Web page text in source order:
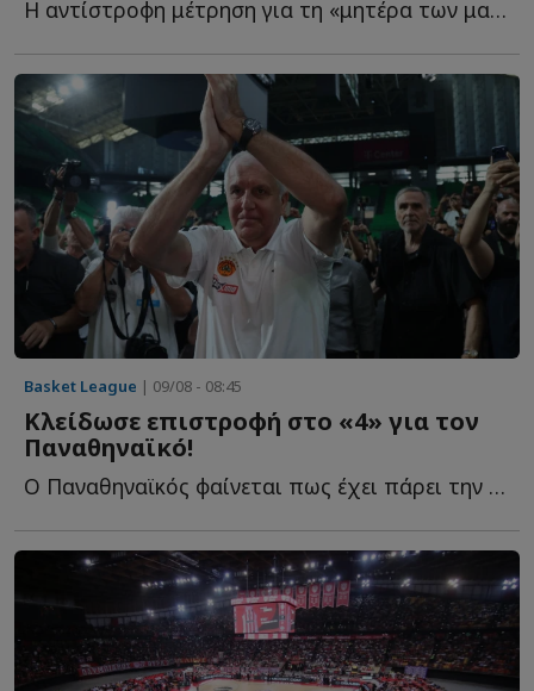
Η αντίστροφη μέτρηση για τη «μητέρα των μαχών» έχει ξ...
Basket League | 09/08 - 08:45
Κλείδωσε επιστροφή στο «4» για τον
Παναθηναϊκό!
Ο Παναθηναϊκός φαίνεται πως έχει πάρει την οριστική α...